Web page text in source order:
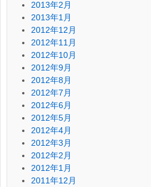
2013年2月
2013年1月
2012年12月
2012年11月
2012年10月
2012年9月
2012年8月
2012年7月
2012年6月
2012年5月
2012年4月
2012年3月
2012年2月
2012年1月
2011年12月